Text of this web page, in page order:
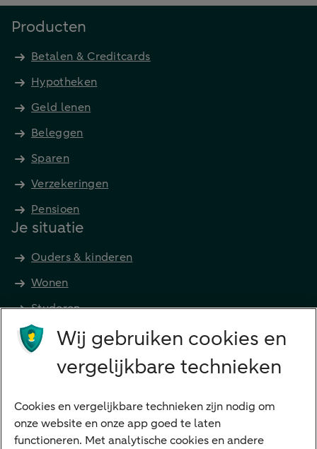
Producten
Betalen & Creditcards
Hypotheken
Geld lenen
Beleggen
Sparen
Verzekeringen
Pensioen
Je situatie
Ouders & kinderen
Wonen
Studeren
Preferred Banking
Digitale diensten
Internet Bankieren
Wij gebruiken cookies en
vergelijkbare technieken
Cookies en vergelijkbare technieken zijn nodig om
onze website en onze app goed te laten
functioneren. Met analytische cookies en andere